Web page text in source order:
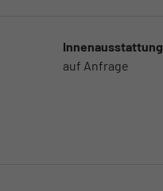
Innenausstattung
auf Anfrage